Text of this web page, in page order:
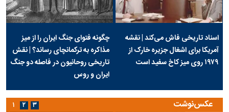
اسناد تاریخی فاش می‌کند | نقشه
آمریکا برای اشغال جزیره خارک از
۱۹۷۹ روی میز کاخ سفید است
چگونه فتوای جنگ ایران را از میز
مذاکره به ترکمانچای رساند؟ | نقش
تاریخی روحانیون در فاصله دو جنگ
ایران و روس
عکس‌نوشت ۱ ۲ ۳